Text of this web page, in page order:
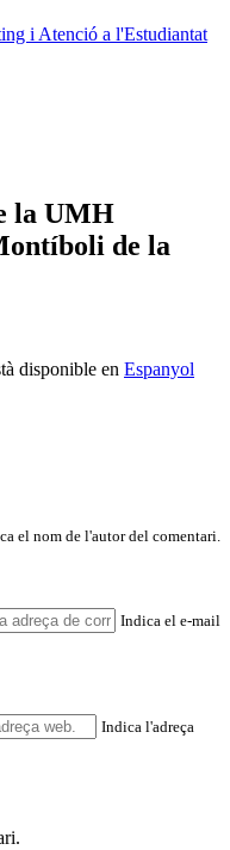
i Atenció a l'Estudiantat
la UMH
de la
disponible en Espanyol
el nom de l'autor del comentari.
Indica el e-mail
Indica l'adreça